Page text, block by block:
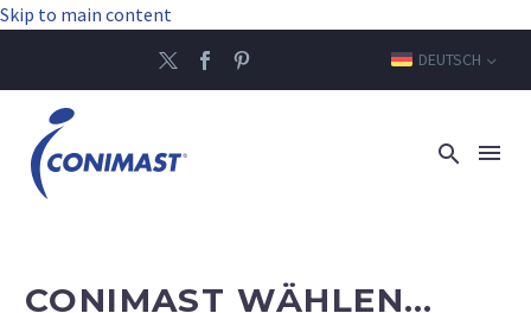
Skip to main content
DEUTSCH
CONIMAST WÄHLEN…